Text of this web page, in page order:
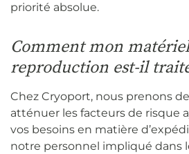
priorité absolue.
Comment mon
reproduction est-il
Chez Cryoport, nous prenons
atténuer les facteurs de risque
vos besoins en matière
notre personnel impliqué dans